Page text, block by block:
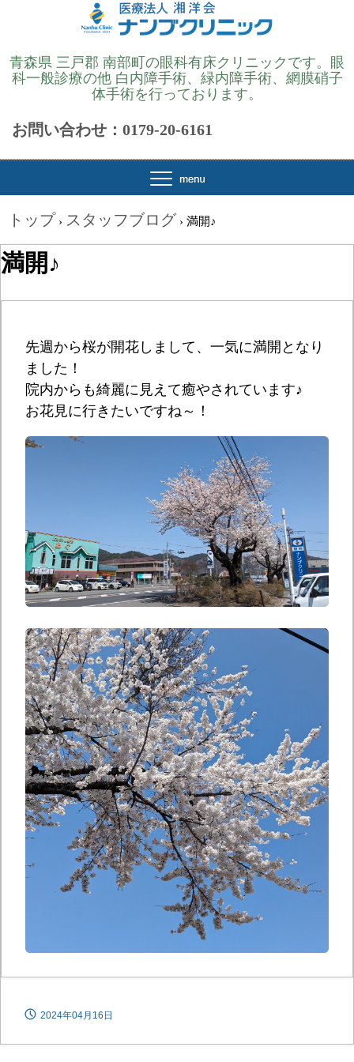
青森県 三戸郡 南部町の眼科有床クリニックです。眼
科一般診療の他 白内障手術、緑内障手術、網膜硝子
体手術を行っております。
お問い合わせ：0179-20-6161
トップ › スタッフブログ › 満開♪
満開♪
先週から桜が開花しまして、一気に満開となり
ました！
院内からも綺麗に見えて癒やされています♪
お花見に行きたいですね～！
2024年04月16日